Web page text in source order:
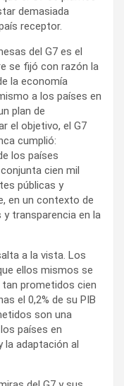
demasiada
receptor.
del G7 es el
se fijó con razón la
la economía
a los países en
plan de
el objetivo, el G7
cumplió:
los países
cien mil
públicas y
en un contexto de
transparencia en la
a la vista. Los
ellos mismos se
tan prometidos cien
el 0,2% de su PIB
son una
países en
la adaptación al